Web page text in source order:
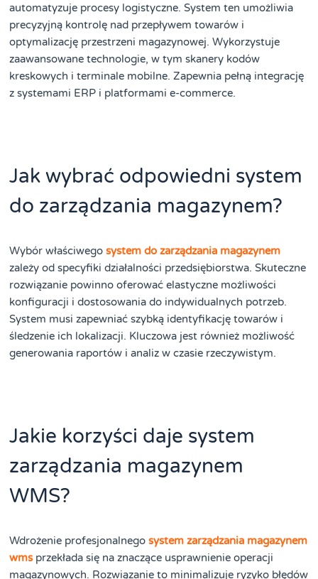
automatyzuje procesy logistyczne. System ten umożliwia
precyzyjną kontrolę nad przepływem towarów i
optymalizację przestrzeni magazynowej. Wykorzystuje
zaawansowane technologie, w tym skanery kodów
kreskowych i terminale mobilne. Zapewnia pełną integrację
z systemami ERP i platformami e-commerce.
Jak wybrać odpowiedni system
do zarządzania magazynem?
Wybór właściwegosystem do zarządzania magazynem
zależy od specyfiki działalności przedsiębiorstwa. Skuteczne
rozwiązanie powinno oferować elastyczne możliwości
konfiguracji i dostosowania do indywidualnych potrzeb.
System musi zapewniać szybką identyfikację towarów i
śledzenie ich lokalizacji. Kluczowa jest również możliwość
generowania raportów i analiz w czasie rzeczywistym.
Jakie korzyści daje system
zarządzania magazynem
WMS?
Wdrożenie profesjonalnegosystem zarządzania magazynem
wmsprzekłada się na znaczące usprawnienie operacji
magazynowych. Rozwiązanie to minimalizuje ryzyko błędów